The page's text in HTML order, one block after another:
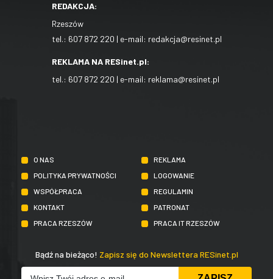
REDAKCJA:
Rzeszów
tel.: 607 872 220 | e-mail: redakcja@resinet.pl
REKLAMA NA RESinet.pl:
tel.: 607 872 220 | e-mail: reklama@resinet.pl
O NAS
REKLAMA
POLITYKA PRYWATNOŚCI
LOGOWANIE
WSPÓŁPRACA
REGULAMIN
KONTAKT
PATRONAT
PRACA RZESZÓW
PRACA IT RZESZÓW
Bądź na bieżąco! Zapisz się do Newslettera RESinet.pl